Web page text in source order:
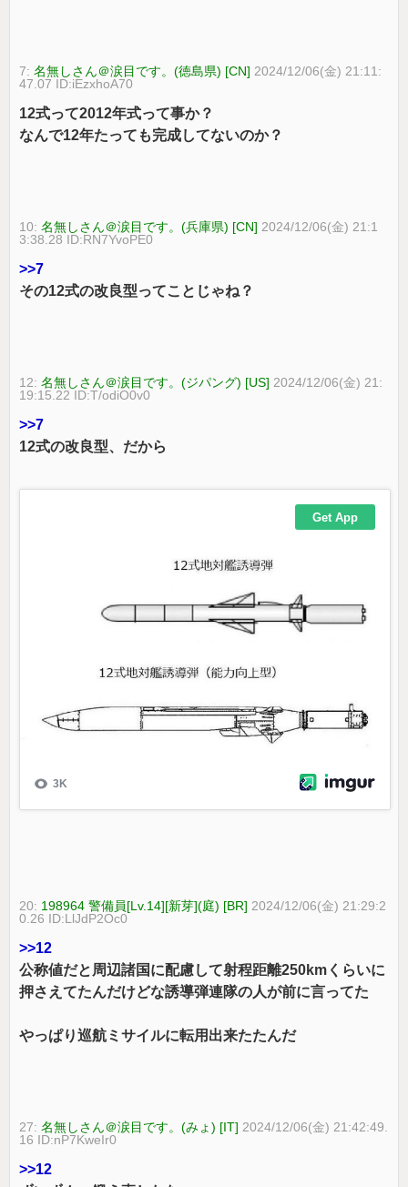
7:名無しさん＠涙目です。(徳島県) [CN] 2024/12/06(金) 21:11:
47.07 ID:iEzxhoA70
12式って2012年式って事か？
なんで12年たっても完成してないのか？
10:名無しさん＠涙目です。(兵庫県) [CN] 2024/12/06(金) 21:1
3:38.28 ID:RN7YvoPE0
>>7
その12式の改良型ってことじゃね？
12:名無しさん＠涙目です。(ジパング) [US] 2024/12/06(金) 21:
19:15.22 ID:T/odiO0v0
>>7
12式の改良型、だから
20: 198964 警備員[Lv.14][新芽](庭) [BR] 2024/12/06(金) 21:29:2
0.26 ID:LlJdP2Oc0
>>12
公称値だと周辺諸国に配慮して射程距離250kmくらいに
押さえてたんだけどな誘導弾連隊の人が前に言ってた
やっぱり巡航ミサイルに転用出来たたんだ
27:名無しさん＠涙目です。(みょ) [IT] 2024/12/06(金) 21:42:49.
16 ID:nP7KweIr0
>>12